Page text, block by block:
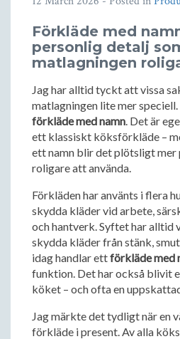
Förkläde med
personlig detalj
matlagningen
Jag har alltid tyckt att vissa
matlagningen lite mer
förkläde med namn . Det är
ett klassiskt köksförkläde –
ett namn blir det plötsligt mer
roligare att använda.
Förkläden har använts i flera
skydda kläder vid arbete,
och hantverk. Syftet har alltid
skydda kläder från stänk,
idag handlar ettförkläde med
funktion. Det har också blivit
köket – och ofta en
Jag märkte det tydligt när en
förkläde i present. Av alla